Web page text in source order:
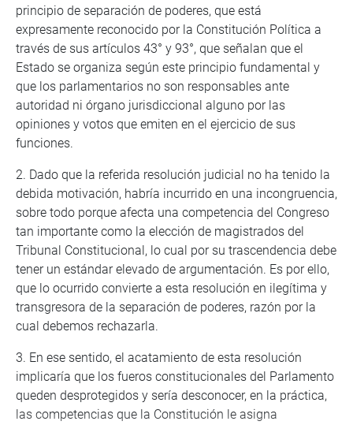
principio de separación de poderes, que está
expresamente reconocido por la Constitución Política a
través de sus artículos 43° y 93°, que señalan que el
Estado se organiza según este principio fundamental y
que los parlamentarios no son responsables ante
autoridad ni órgano jurisdiccional alguno por las
opiniones y votos que emiten en el ejercicio de sus
funciones.
2. Dado que la referida resolución judicial no ha tenido la
debida motivación, habría incurrido en una incongruencia,
sobre todo porque afecta una competencia del Congreso
tan importante como la elección de magistrados del
Tribunal Constitucional, lo cual por su trascendencia debe
tener un estándar elevado de argumentación. Es por ello,
que lo ocurrido convierte a esta resolución en ilegítima y
transgresora de la separación de poderes, razón por la
cual debemos rechazarla.
3. En ese sentido, el acatamiento de esta resolución
implicaría que los fueros constitucionales del Parlamento
queden desprotegidos y sería desconocer, en la práctica,
las competencias que la Constitución le asigna